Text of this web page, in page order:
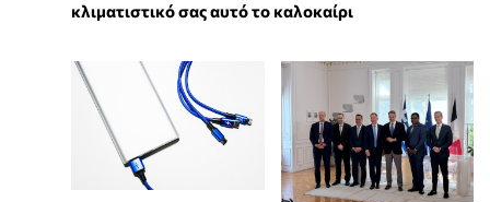
κλιματιστικό σας αυτό το καλοκαίρι